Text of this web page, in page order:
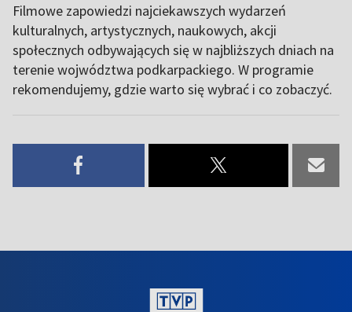
Filmowe zapowiedzi najciekawszych wydarzeń
kulturalnych, artystycznych, naukowych, akcji
społecznych odbywających się w najbliższych dniach na
terenie wojwództwa podkarpackiego. W programie
rekomendujemy, gdzie warto się wybrać i co zobaczyć.